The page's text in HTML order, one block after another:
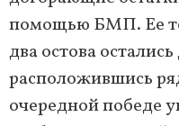
помощью БМП. Ее
два остова
расположившись
очередной победе